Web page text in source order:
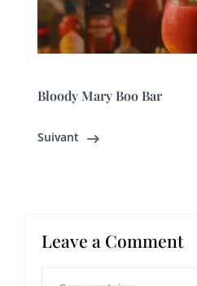
Bloody Mary Boo Bar
Suivant
Leave a Comment